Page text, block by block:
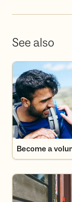
See also
Become a
Become a
Become a